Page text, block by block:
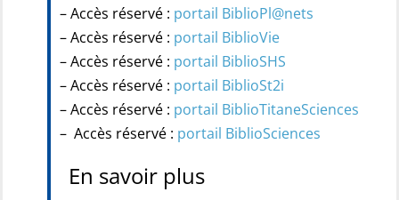
– Accès réservé : portail BiblioPl@nets
– Accès réservé : portail BiblioVie
– Accès réservé : portail BiblioSHS
– Accès réservé : portail BiblioSt2i
– Accès réservé : portail BiblioTitaneSciences
– Accès réservé : portail BiblioSciences
En savoir plus